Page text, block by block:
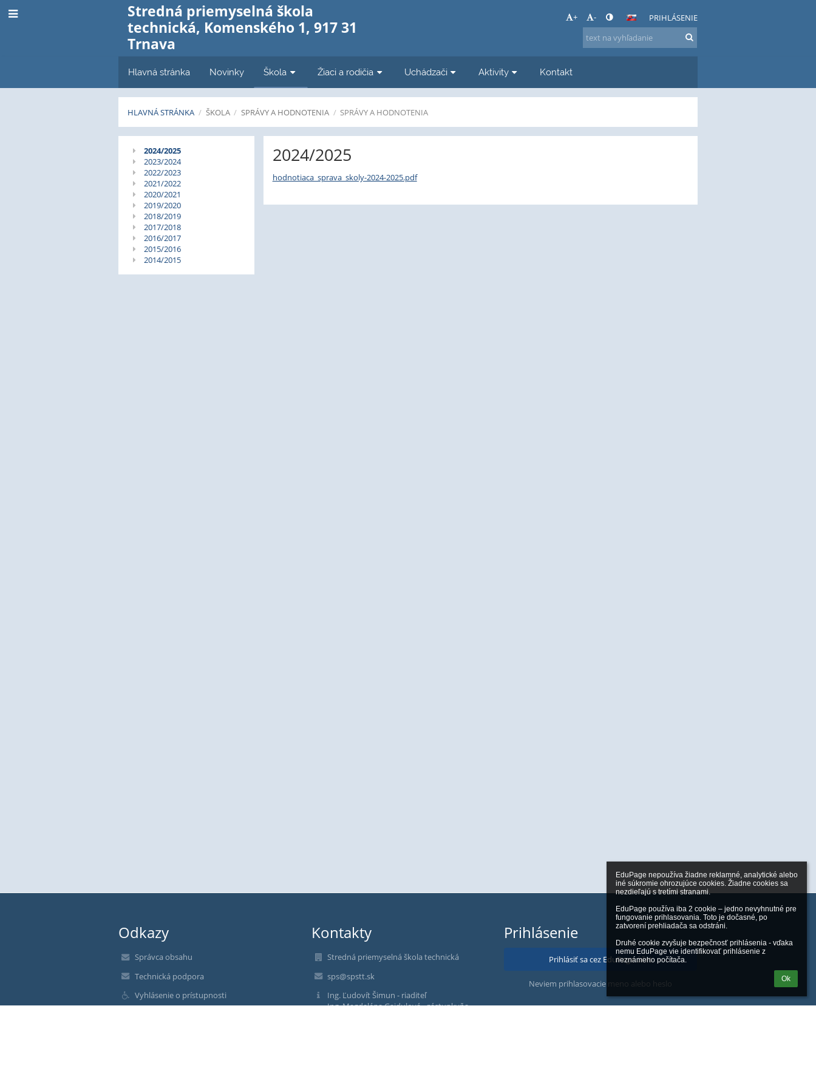
EduPage nepoužíva žiadne reklamné, analytické alebo
iné súkromie ohrozujúce cookies. Žiadne cookies sa
nezdieľajú s tretími stranami.
EduPage používa iba 2 cookie – jedno nevyhnutné pre
fungovanie prihlasovania. Toto je dočasné, po
zatvorení prehliadača sa odstráni.
Druhé cookie zvyšuje bezpečnosť prihlásenia - vďaka
nemu EduPage vie identifikovať prihlásenie z
neznámeho počítača.
Ok
Stredná priemyselná škola
technická, Komenského 1, 917 31
Trnava
+ - PRIHLÁSENIE
Hlavná stránka Novinky Škola Žiaci a rodičia Uchádzači Aktivity Kontakt
HLAVNÁ STRÁNKA / ŠKOLA / SPRÁVY A HODNOTENIA / SPRÁVY A HODNOTENIA
Správy
hodnotenia
2024/2025
2023/2024
2022/2023
2021/2022
2020/2021
2019/2020
2018/2019
2017/2018
2016/2017
2015/2016
2014/2015
2024/2025
hodnotiaca_sprava_skoly-2024-2025.pdf
Odkazy
Správca obsahu
Technická podpora
Vyhlásenie o prístupnosti
Kontakty
Stredná priemyselná škola technická
sps@spstt.sk
Ing. Ľudovít Šimun - riaditeľ
Ing. Magdaléna Gajdulová - zástupkyňa
Prihlásenie
Prihlásiť sa cez EduPage účet
Neviem prihlasovacie meno alebo heslo